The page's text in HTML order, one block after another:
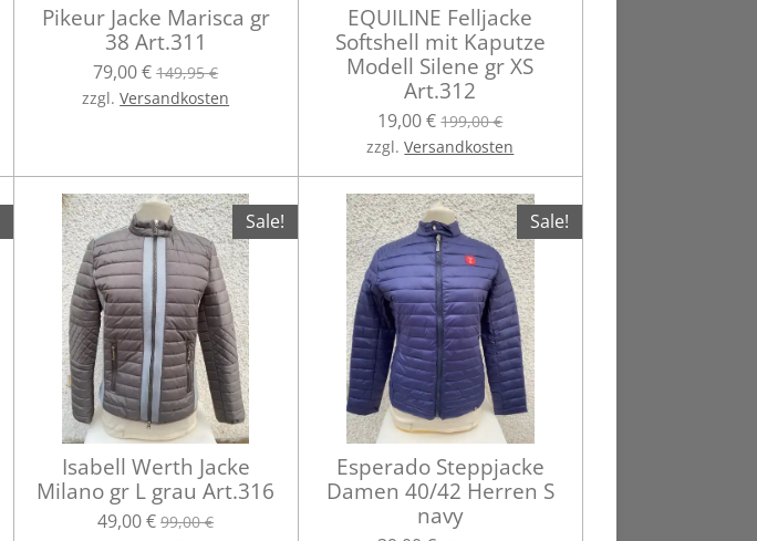
Pikeur Jacke Marisca gr
38 Art.311
79,00 € 149,95 €
zzgl.Versandkosten
EQUILINE Felljacke
Softshell mit Kaputze
Modell Silene gr XS
Art.312
19,00 € 199,00 €
zzgl.Versandkosten
Sale!
Isabell Werth Jacke
Milano gr L grau Art.316
49,00 € 99,00 €
Sale!
Esperado Steppjacke
Damen 40/42 Herren S
navy